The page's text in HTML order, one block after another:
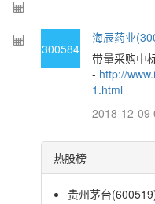
300584
海辰药业
带量采购中
- http://
1.html
2018-12-09
热股榜
贵州茅台